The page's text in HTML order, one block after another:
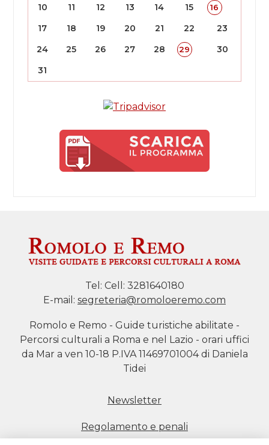
10
11 12 13 14 15 16
17 18 19 20 21 22
23
24
25 26 27 28 29
30
31
Tel: Cell: 3281640180
E-mail: segreteria@romoloeremo.com
Romolo e Remo - Guide turistiche abilitate -
Percorsi culturali a Roma e nel Lazio - orari uffici
da Mar a ven 10-18 P.IVA 11469701004 di Daniela
Tidei
Newsletter
Regolamento e penali